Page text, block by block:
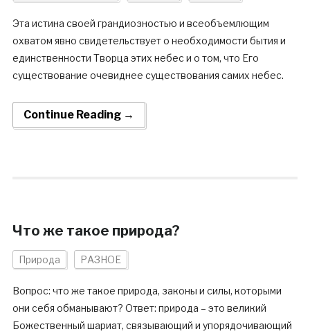
Эта истина своей грандиозностью и всеобъемлющим
охватом явно свидетельствует о необходимости бытия и
единственности Творца этих небес и о том, что Его
существование очевиднее существования самих небес.
Continue Reading →
Что же такое природа?
Природа РАЗНОЕ
Вопрос: что же такое природа, законы и силы, которыми
они себя обманывают? Ответ: природа – это великий
Божественный шариат, связывающий и упорядочивающий